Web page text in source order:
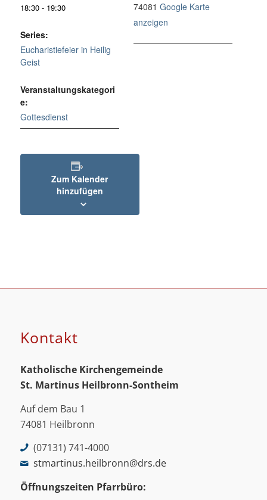
18:30 - 19:30
Series:
Eucharistiefeier in Heilig
Geist
Veranstaltungskategori
e:
Gottesdienst
74081 Google Karte
anzeigen
Zum Kalender
hinzufügen
Kontakt
Katholische Kirchengemeinde
St. Martinus Heilbronn-Sontheim
Auf dem Bau 1
74081 Heilbronn
(07131) 741-4000
stmartinus.heilbronn@drs.de
Öffnungszeiten Pfarrbüro: